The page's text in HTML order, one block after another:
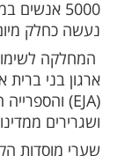
לראות את
היהודית של
עוד
שלנו